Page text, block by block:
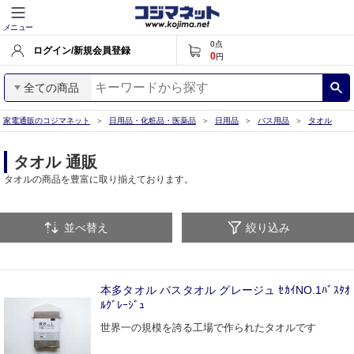
メニュー
ログイン/新規会員登録
0点
0円
全ての商品
家電通販のコジマネット 日用品・化粧品・医薬品 日用品 バス用品 タオル
タオル 通販
タオルの商品を豊富に取り揃えております。
並べ替え 絞り込み
本多タオル バスタオル グレージュ ｾｶｲNO.1ﾊﾞｽﾀｵ
ﾙｸﾞﾚｰｼﾞｭ
世界一の規模を誇る工場で作られたタオルです